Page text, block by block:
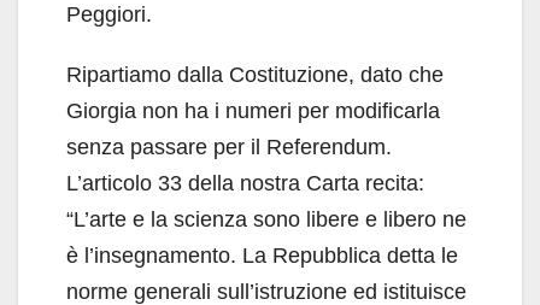
Peggiori.
Ripartiamo dalla Costituzione, dato che
Giorgia non ha i numeri per modificarla
senza passare per il Referendum.
L’articolo 33 della nostra Carta recita:
“L’arte e la scienza sono libere e libero ne
è l’insegnamento. La Repubblica detta le
norme generali sull’istruzione ed istituisce